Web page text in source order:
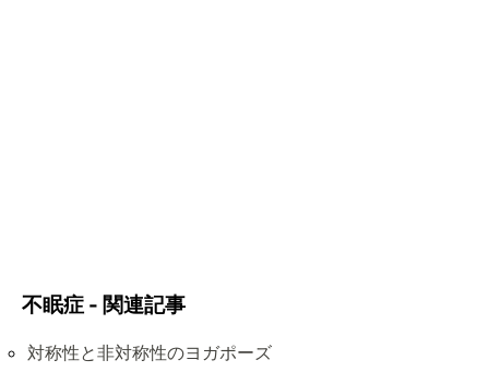
不眠症 - 関連記事
対称性と非対称性のヨガポーズ